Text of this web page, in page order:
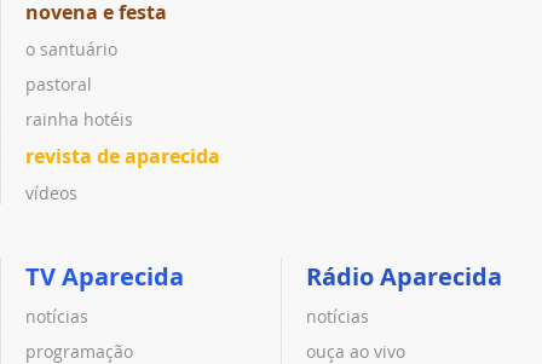
novena e festa
o santuário
pastoral
rainha hotéis
revista de aparecida
vídeos
TV Aparecida
notícias
programação
Rádio Aparecida
notícias
ouça ao vivo